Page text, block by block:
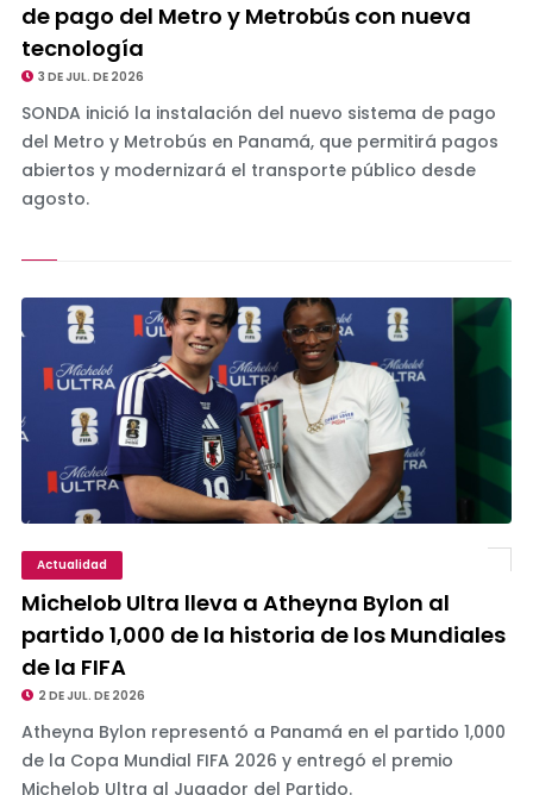
de pago del Metro y Metrobús con nueva
tecnología
3 DE JUL. DE 2026
SONDA inició la instalación del nuevo sistema de pago
del Metro y Metrobús en Panamá, que permitirá pagos
abiertos y modernizará el transporte público desde
agosto.
Actualidad
Michelob Ultra lleva a Atheyna Bylon al
partido 1,000 de la historia de los Mundiales
de la FIFA
2 DE JUL. DE 2026
Atheyna Bylon representó a Panamá en el partido 1,000
de la Copa Mundial FIFA 2026 y entregó el premio
Michelob Ultra al Jugador del Partido.